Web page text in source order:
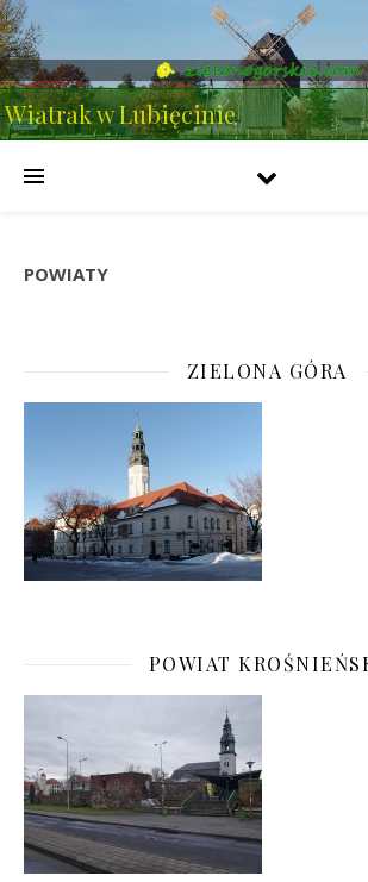
Wiatrak w Lubięcinie
POWIATY
ZIELONA GÓRA
POWIAT